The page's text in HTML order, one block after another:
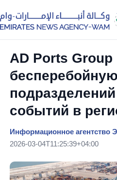
AD Ports
событий в
Информационное агентство
2026-03-04T11:25:39+04:00